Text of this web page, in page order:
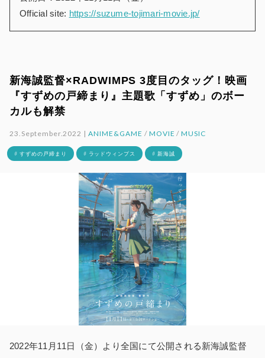
Official site: https://suzume-tojimari-movie.jp/
新海誠監督×RADWIMPS 3度目のタッグ！映画
『すずめの戸締まり』主題歌「すずめ」のボー
カルも解禁
23.September.2022 |ANIME&GAME / MOVIE /MUSIC
# すずめの戸締まり # ラッドウィンプス # 新海誠
2022年11月11日（金）より全国にて公開される新海誠監督